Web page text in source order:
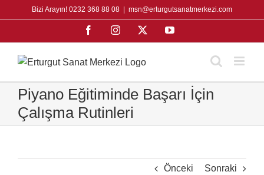
to
Bizi Arayın! 0232 368 88 08 msn@erturgutsanatmerkezi.com
FacebookInstagram YouTube
Piyano Eğitiminde Başarı İçin
Çalışma Rutinleri
Önceki Sonraki